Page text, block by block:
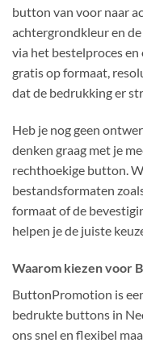
button van voor naar
achtergrondkleur en
via het bestelproces
gratis op formaat,
dat de bedrukking er
Heb je nog geen
denken graag met je
rechthoekige button.
bestandsformaten
formaat of de
helpen je de juiste
Waarom kiezen voor
ButtonPromotion is
bedrukte buttons in
ons snel en flexibel